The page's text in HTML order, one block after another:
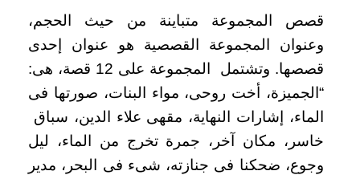
قصص المجموعة متباينة من حيث الحجم،
وعنوان المجموعة القصصية هو عنوان إحدى
قصصها. وتشتمل المجموعة على 12 قصة، هى:
“الجميزة، أخت روحى، مواء البنات، صورتها فى
الماء، إشارات النهاية، مقهى علاء الدين، سباق
خاسر، مكان آخر، جمرة تخرج من الماء، ليل
وجوع، ضحكنا فى جنازته، شىء فى البحر، مدير